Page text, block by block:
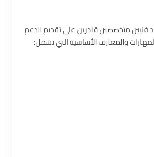
فنيين متخصصين قادرين على تقديم الدعم
والمعارف الأساسية التي تشمل: